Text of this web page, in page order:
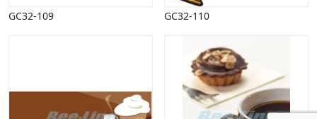
GC32-109 GC32-110